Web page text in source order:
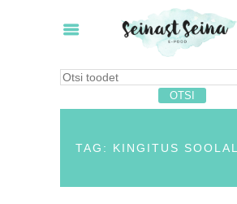
TAG: KINGITUS